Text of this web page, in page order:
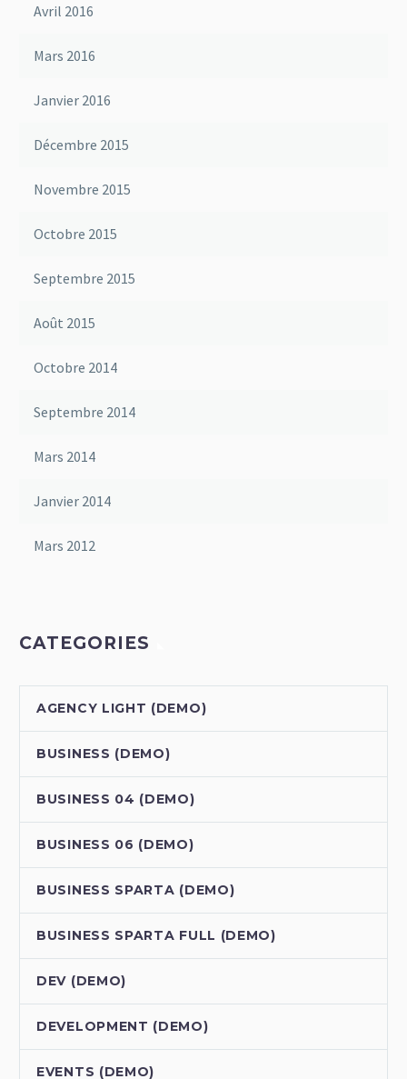
Avril 2016
Mars 2016
Janvier 2016
Décembre 2015
Novembre 2015
Octobre 2015
Septembre 2015
Août 2015
Octobre 2014
Septembre 2014
Mars 2014
Janvier 2014
Mars 2012
CATEGORIES
AGENCY LIGHT (DEMO)
BUSINESS (DEMO)
BUSINESS 04 (DEMO)
BUSINESS 06 (DEMO)
BUSINESS SPARTA (DEMO)
BUSINESS SPARTA FULL (DEMO)
DEV (DEMO)
DEVELOPMENT (DEMO)
EVENTS (DEMO)